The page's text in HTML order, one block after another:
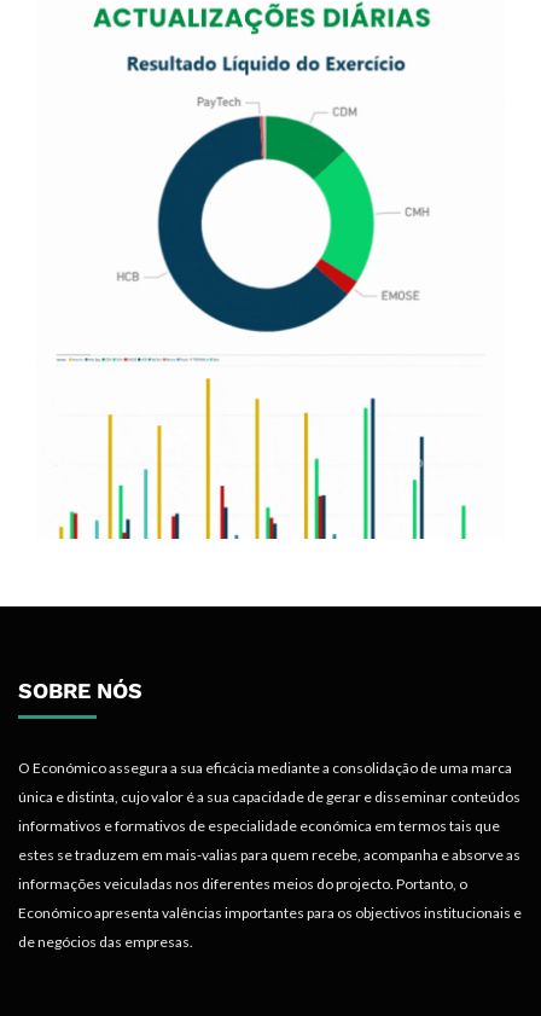
SOBRE NÓS
O Económico assegura a sua eficácia mediante a consolidação de uma marca
única e distinta, cujo valor é a sua capacidade de gerar e disseminar conteúdos
informativos e formativos de especialidade económica em termos tais que
estes se traduzem em mais-valias para quem recebe, acompanha e absorve as
informações veiculadas nos diferentes meios do projecto. Portanto, o
Económico apresenta valências importantes para os objectivos institucionais e
de negócios das empresas.